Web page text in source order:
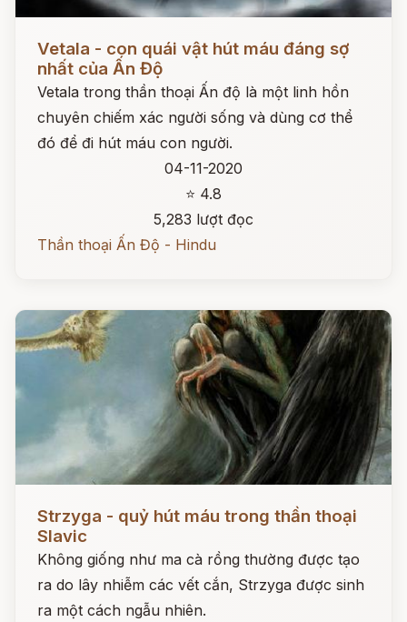
Vetala - con quái vật hút máu đáng sợ
nhất của Ấn Độ
Vetala trong thần thoại Ấn độ là một linh hồn
chuyên chiếm xác người sống và dùng cơ thể
đó để đi hút máu con người.
04-11-2020
⭐ 4.8
5,283 lượt đọc
Thần thoại Ấn Độ - Hindu
Strzyga - quỷ hút máu trong thần thoại
Slavic
Không giống như ma cà rồng thường được tạo
ra do lây nhiễm các vết cắn, Strzyga được sinh
ra một cách ngẫu nhiên.